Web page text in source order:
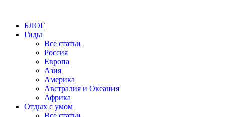
БЛОГ
Гиды
Все статьи
Россия
Европа
Азия
Америка
Австралия и Океания
Африка
Отдых с умом